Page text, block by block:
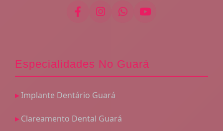
Especialidades No Guará
Implante Dentário Guará
Clareamento Dental Guará